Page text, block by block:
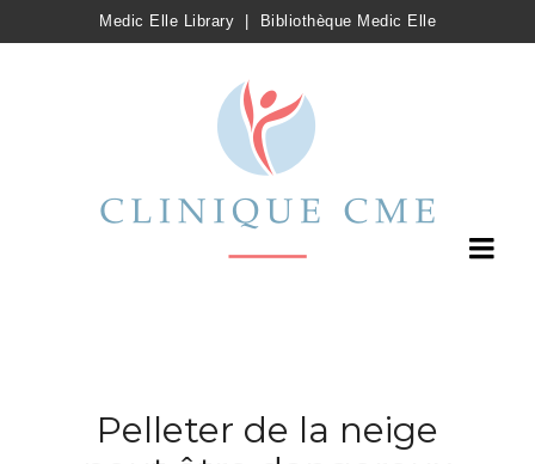
Medic Elle Library Bibliothèque Medic Elle
Pelleter de la neige